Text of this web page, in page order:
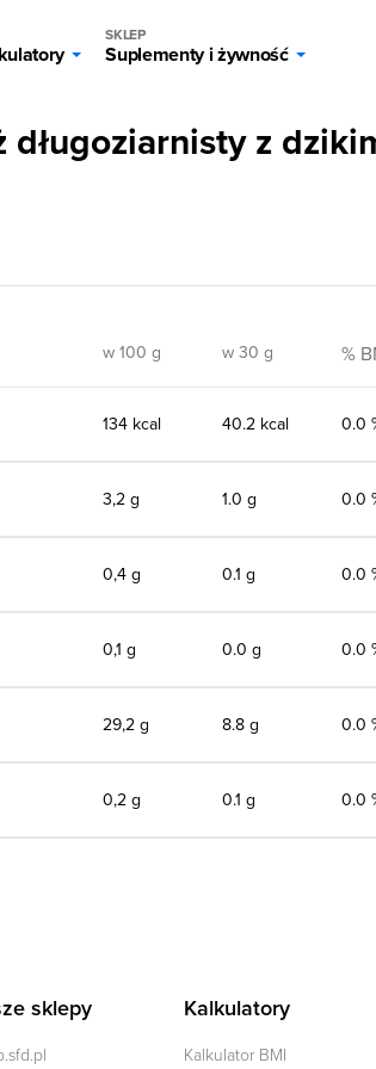
SKLEP
Suplementy i żywność
długoziarnisty z
w 100 g w 30 g %
134 kcal 40.2 kcal 0.0
3,2 g 1.0 g 0.0
0,4 g 0.1 g 0.0
0,1 g 0.0 g 0.0
29,2 g 8.8 g 0.0
0,2 g 0.1 g 0.0
sklepy Kalkulatory
Kalkulator BMI